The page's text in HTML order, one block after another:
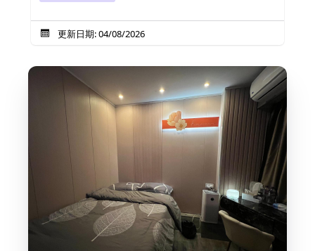
更新日期: 04/08/2026